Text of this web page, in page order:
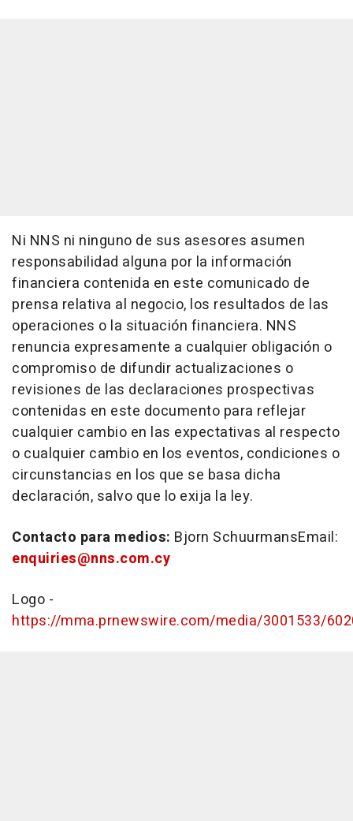
Ni NNS ni ninguno de sus asesores asumen
responsabilidad alguna por la información
financiera contenida en este comunicado de
prensa relativa al negocio, los resultados de las
operaciones o la situación financiera. NNS
renuncia expresamente a cualquier obligación o
compromiso de difundir actualizaciones o
revisiones de las declaraciones prospectivas
contenidas en este documento para reflejar
cualquier cambio en las expectativas al respecto
o cualquier cambio en los eventos, condiciones o
circunstancias en los que se basa dicha
declaración, salvo que lo exija la ley.
Contacto para medios: Bjorn SchuurmansEmail:
enquiries@nns.com.cy
Logo -
https://mma.prnewswire.com/media/3001533/